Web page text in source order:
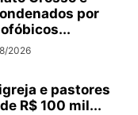
por
2026
e pastores
R$ 100 mil...